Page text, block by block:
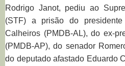
Rodrigo Janot, pediu ao
(STF) a prisão do
Calheiros (PMDB-AL), do ex-
(PMDB-AP), do senador
do deputado afastado Eduardo